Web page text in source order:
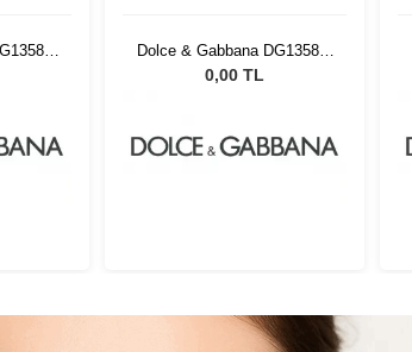
2
Dolce & Gabbana DG1358 2
54
0,00 TL